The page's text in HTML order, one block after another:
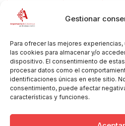
Gestionar
Para ofrecer las mejores
las cookies para almacenar y/o
dispositivo. El consentimiento de
procesar datos como el
identificaciones únicas en este sitio.
consentimiento, puede afectar
características y funciones.
estampa de
de la Virgen
Muñoz
Muñoz,
anuncia las
Fiestas
Patronales
2026
30/07/2026